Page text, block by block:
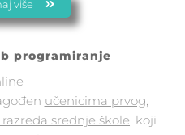
više
programiranje
učenicima prvog,
srednje škole, koji